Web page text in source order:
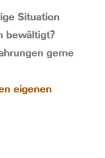
Situation
bewältigt?
gerne
eigenen